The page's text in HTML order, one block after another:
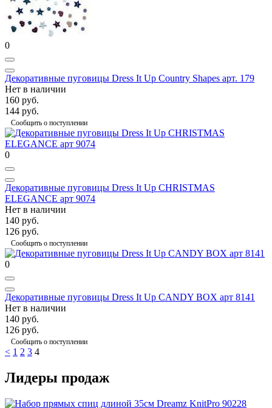
0
Декоративные пуговицы Dress It Up Country Shapes арт. 179
Нет в наличии
160 руб.
144 руб.
Сообщить о поступлении
0
Декоративные пуговицы Dress It Up CHRISTMAS
ELEGANCE арт 9074
Нет в наличии
140 руб.
126 руб.
Сообщить о поступлении
0
Декоративные пуговицы Dress It Up CANDY BOX арт 8141
Нет в наличии
140 руб.
126 руб.
Сообщить о поступлении
< 1 2 3 4
Лидеры продаж